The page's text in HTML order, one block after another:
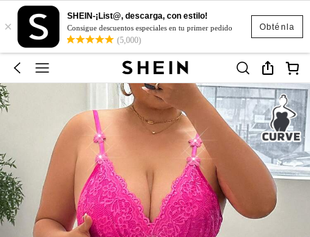
Obténla
×
SHEIN-¡List@, descarga, con estilo!
Consigue descuentos especiales en tu primer pedido
(5,000)